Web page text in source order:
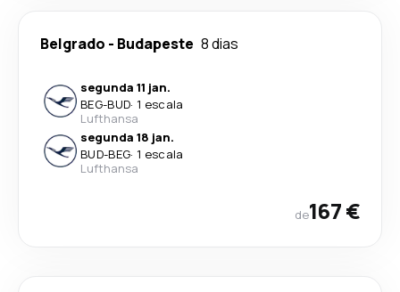
Belgrado - Budapeste 8 dias
segunda 11 jan.
BEG-BUD· 1 escala
Lufthansa
segunda 18 jan.
BUD-BEG· 1 escala
Lufthansa
de167 €